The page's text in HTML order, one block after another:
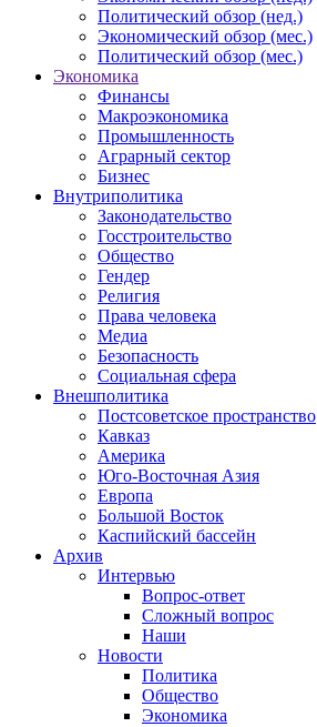
Политический обзор (нед.)
Экономический обзор (мес.)
Политический обзор (мес.)
Экономика
Финансы
Макроэкономика
Промышленность
Аграрный сектор
Бизнес
Внутриполитика
Законодательство
Госстроительство
Общество
Гендер
Религия
Права человека
Медиа
Безопасность
Социальная сфера
Внешполитика
Постсоветское пространство
Кавказ
Америка
Юго-Восточная Азия
Европа
Большой Восток
Каспийский бассейн
Архив
Интервью
Вопрос-ответ
Сложный вопрос
Наши
Новости
Политика
Общество
Экономика